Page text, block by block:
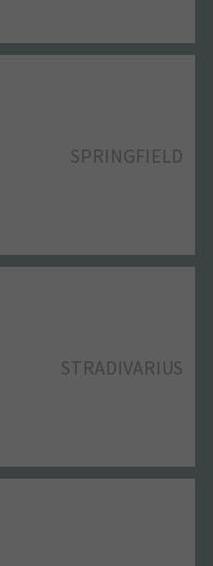
SPRINGFIELD
STRADIVARIUS